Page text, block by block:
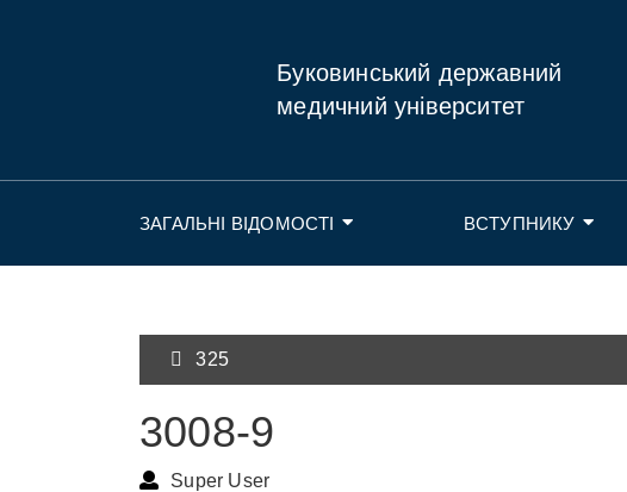
Буковинський державний
медичний університет
ЗАГАЛЬНІ ВІДОМОСТІ ВСТУПНИКУ
325
3008-9
Super User